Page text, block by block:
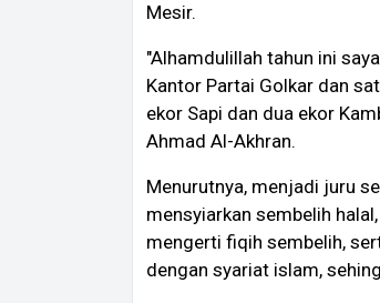
Mesir.
"Alhamdulillah tahun ini
Kantor Partai Golkar dan
ekor Sapi dan dua ekor
Ahmad Al-Akhran.
Menurutnya, menjadi juru
mensyiarkan sembelih
mengerti fiqih sembelih,
dengan syariat islam,